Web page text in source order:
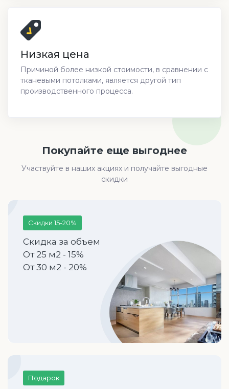
Низкая цена
Причиной более низкой стоимости, в сравнении с
тканевыми потолками, является другой тип
производственного процесса.
Покупайте еще выгоднее
Участвуйте в наших акциях и получайте выгодные
скидки
Скидки 15-20%
Скидка за объем
От 25 м2 - 15%
От 30 м2 - 20%
Подарок